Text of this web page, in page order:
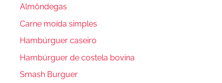
Almôndegas
Carne moída simples
Hambúrguer caseiro
Hambúrguer de costela bovina
Smash Burguer